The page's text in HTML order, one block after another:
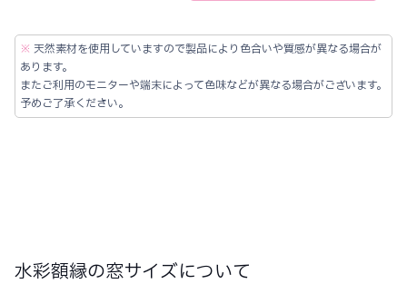
応
水
彩
額
ク
※ 天然素材を使用していますので製品により色合いや質感が異なる場合が
あります。
またご利用のモニターや端末によって色味などが異なる場合がございます。
予めご了承ください。
水彩額縁の窓サイズについて